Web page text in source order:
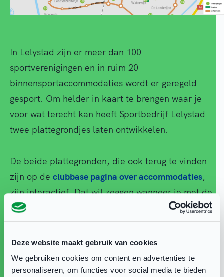
Deze website maakt gebruik van cookies
We gebruiken cookies om content en advertenties te
personaliseren, om functies voor social media te bieden
In Lelystad zijn er meer dan 100
sportverenigingen en in ruim 20
binnensportaccommodaties wordt er geregeld
gesport. Om helder in kaart te brengen waar je
voor wat terecht kan heeft Sportbedrijf Lelystad
twee plattegrondjes laten ontwikkelen.
De beide plattegronden, die ook terug te vinden
zijn op de clubbase pagina over accommodaties,
zijn interactief. Dat wil zeggen wanneer je met de
muis of met je vinger op een bepaald nummertje
klikt/drukt verschijnt het adres van de
vereniging/sportaccommodatie die op die locatie
zit. Vanaf nu is het dus mogelijk om in één
oogopslag alle sportverenigingen van Lelystad te